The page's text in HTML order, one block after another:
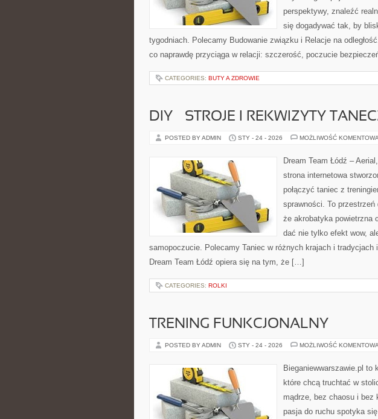
perspektywy, znaleźć
się dogadywać tak, by
tygodniach. Polecamy Budowanie związku i Relacje na
co naprawdę przyciąga w relacji: szczerość, poczucie
CATEGORIES: BUTY A ZDROWIE
DIY – STROJE I REKWIZYTY
POSTED BY ADMIN STY - 24 - 2026 MOŻLIWOŚĆ
Dream Team Łódź –
strona internetowa
połączyć taniec z
sprawności. To
że akrobatyka powietrzna
dać nie tylko efekt wow,
samopoczucie. Polecamy Taniec w różnych krajach i tradycjach
Dream Team Łódź opiera się na tym, że […]
CATEGORIES: ROLKI
TRENING FUNKCJONALNY
POSTED BY ADMIN STY - 24 - 2026 MOŻLIWOŚĆ
Bieganiewwarszawie.pl to
które chcą truchtać w
mądrze, bez chaosu i bez
pasja do ruchu spotyka